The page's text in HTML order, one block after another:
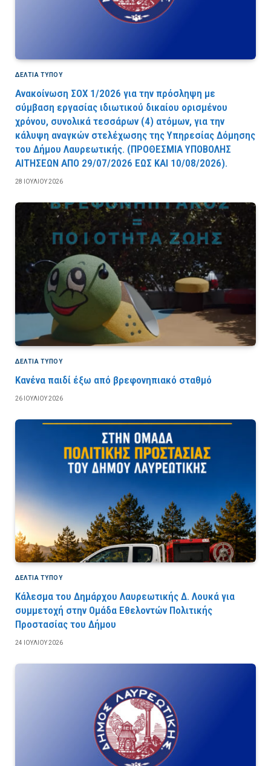
ΔΕΛΤΙΑ ΤΥΠΟΥ
Ανακοίνωση ΣΟΧ 1/2026 για την πρόσληψη με
σύμβαση εργασίας ιδιωτικού δικαίου ορισμένου
χρόνου, συνολικά τεσσάρων (4) ατόμων, για την
κάλυψη αναγκών στελέχωσης της Υπηρεσίας Δόμησης
του Δήμου Λαυρεωτικής. (ΠPOΘEΣMIA YΠOBOΛHΣ
AITHΣEΩN AΠO 29/07/2026 EΩΣ KAI 10/08/2026).
28 ΙΟΥΛΊΟΥ 2026
ΔΕΛΤΙΑ ΤΥΠΟΥ
Κανένα παιδί έξω από βρεφονηπιακό σταθμό
26 ΙΟΥΛΊΟΥ 2026
ΔΕΛΤΙΑ ΤΥΠΟΥ
Κάλεσμα του Δημάρχου Λαυρεωτικής Δ. Λουκά για
συμμετοχή στην Ομάδα Εθελοντών Πολιτικής
Προστασίας του Δήμου
24 ΙΟΥΛΊΟΥ 2026